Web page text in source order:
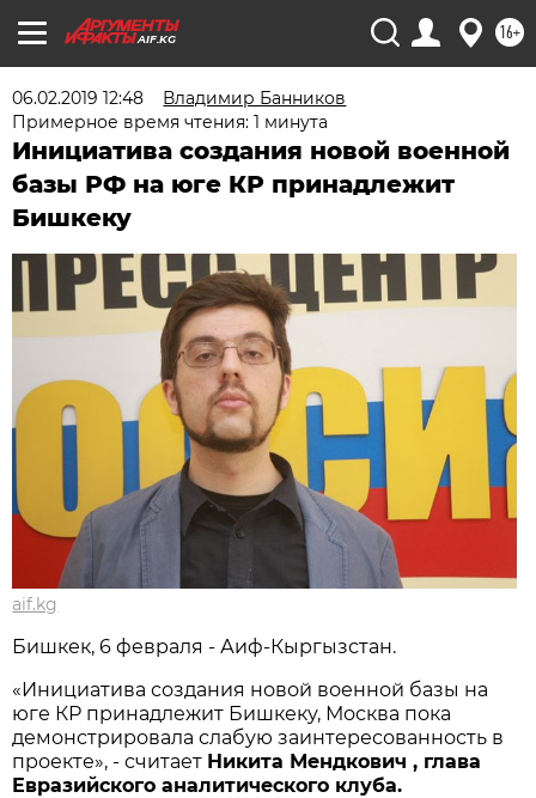
AIF.KG 16+
06.02.2019 12:48
Владимир Банников
Примерное время чтения: 1 минута
Инициатива создания новой военной
базы РФ на юге КР принадлежит
Бишкеку
aif.kg
Бишкек, 6 февраля - Аиф-Кыргызстан.
«Инициатива создания новой военной базы на
юге КР принадлежит Бишкеку, Москва пока
демонстрировала слабую заинтересованность в
проекте», - считает Никита Мендкович , глава
Евразийского аналитического клуба.